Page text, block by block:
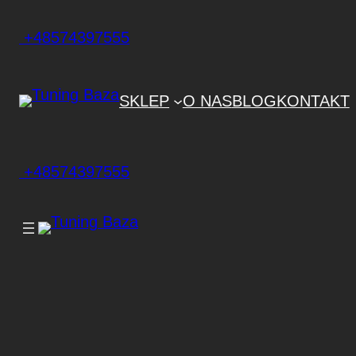
+48574397555
SKLEP O NASBLOGKONTAKT
+48574397555